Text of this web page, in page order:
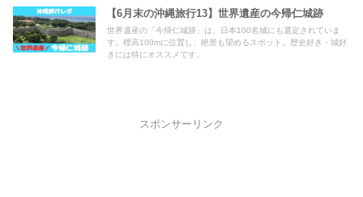
【6月末の沖縄旅行13】世界遺産の今帰仁城跡
世界遺産の「今帰仁城跡」は、日本100名城にも選定されていま
す。標高100mに位置し、絶景も望めるスポット。歴史好き・城好
きには特にオススメです。
スポンサーリンク